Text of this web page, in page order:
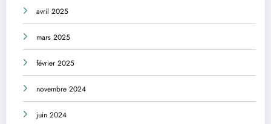
avril 2025
mars 2025
février 2025
novembre 2024
juin 2024